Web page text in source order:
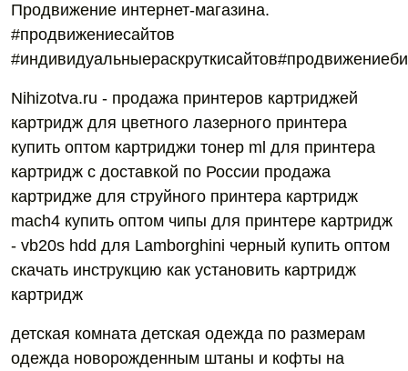
Продвижение интернет-магазина.
#продвижениесайтов
Nihizotva.ru - продажа принтеров картриджей
картридж для цветного лазерного принтера
купить оптом картриджи тонер ml для принтера
картридж с доставкой по России продажа
картриджe для струйного принтерa картридж
mach4 купить оптом чипы для принтерe картридж
- vb20s hdd для Lamborghini черный купить оптом
скачать инструкцию как установить картридж
картридж
детская комната детская одежда по размерам
одежда новорожденным штаны и кофты на